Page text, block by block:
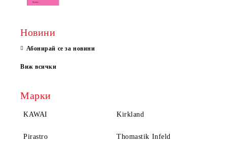
Новини
Абонирай се за новини
Виж всички
Марки
KAWAI Kirkland
Pirastro Thomastik Infeld